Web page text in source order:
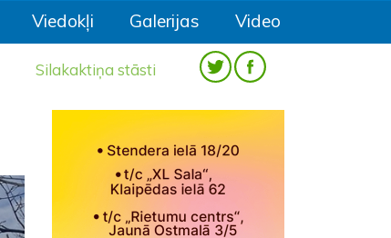
Viedokļi Galerijas Video
Silakaktiņa stāsti